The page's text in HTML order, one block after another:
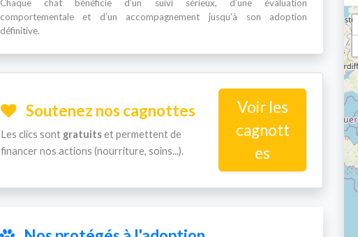
Chaque chat bénéficie d’un suivi sérieux, d’une évaluation
comportementale et d’un accompagnement jusqu’à son adoption
définitive.
Soutenez nos cagnottes
Les clics sont gratuitset permettent de
financer nos actions (nourriture, soins...).
Voir les
cagnott
es